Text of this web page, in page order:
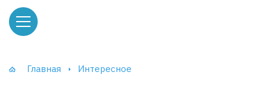
Главная Интересное
и тумбы